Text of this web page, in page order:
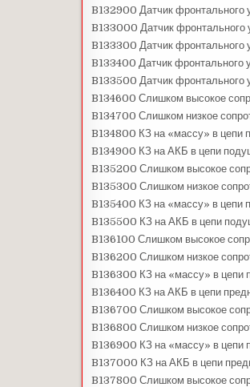
B132900 Датчик фронтального
B133000 Датчик фронтального
B133300 Датчик фронтального
B133400 Датчик фронтального
B133500 Датчик фронтального
B134600 Слишком высокое
B134700 Слишком низкое
B134800 КЗ на «массу» в цепи
B134900 КЗ на АКБ в цепи
B135200 Слишком высокое
B135300 Слишком низкое
B135400 КЗ на «массу» в цепи
B135500 КЗ на АКБ в цепи
B136100 Слишком высокое
B136200 Слишком низкое
B136300 КЗ на «массу» в цепи
B136400 КЗ на АКБ в цепи
B136700 Слишком высокое
B136800 Слишком низкое
B136900 КЗ на «массу» в цепи
B137000 КЗ на АКБ в цепи
B137800 Слишком высокое